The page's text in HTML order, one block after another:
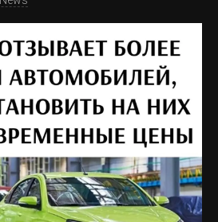
музей открылся в Певеке в
зал естественной истории